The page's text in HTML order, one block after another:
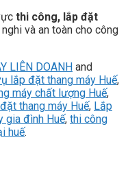
thi công, lắp đặt
và an toàn cho công
LIÊN DOANH and
lắp đặt thang máy Huế,
máy chất lượng Huế,
thang máy Huế, Lắp
gia đình Huế, thi công
huế.